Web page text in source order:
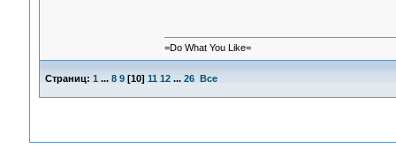
=Do What You Like=
Страниц: 1 ... 8 9[10] 11 12 ... 26 Все